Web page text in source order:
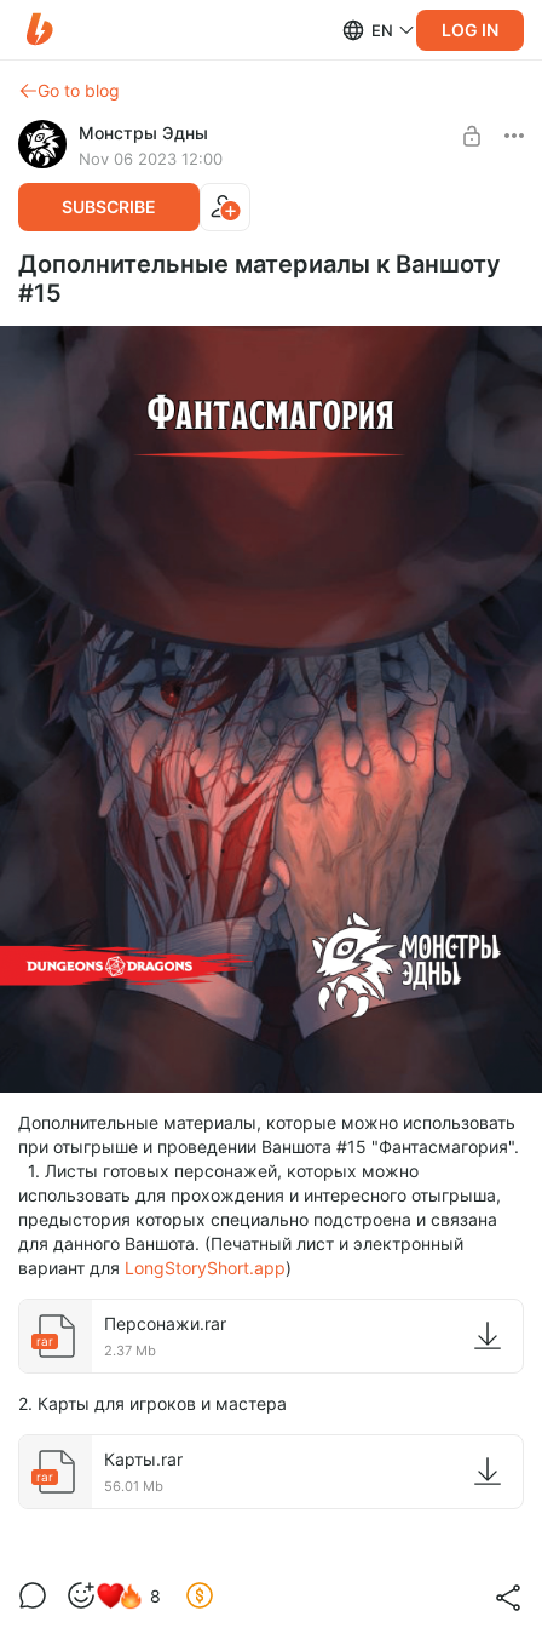
EN LOG IN
Go to blog
Монстры Эдны
Nov 06 2023 12:00
SUBSCRIBE
Дополнительные материалы к Ваншоту
#15
Дополнительные материалы, которые можно использовать
при отыгрыше и проведении Ваншота #15 "Фантасмагория".
1. Листы готовых персонажей, которых можно
использовать для прохождения и интересного отыгрыша,
предыстория которых специально подстроена и связана
для данного Ваншота. (Печатный лист и электронный
вариант для LongStoryShort.app)
rar
Персонажи.rar
2.37 Mb
2. Карты для игроков и мастера
rar
Карты.rar
56.01 Mb
8